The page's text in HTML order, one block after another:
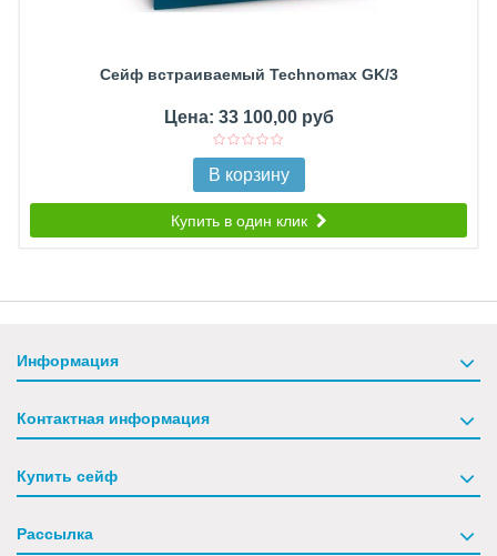
Сейф встраиваемый Technomax GK/3
Цена: 33 100,00 руб
В корзину
Купить в один клик
Информация
Контактная информация
Купить сейф
Рассылка